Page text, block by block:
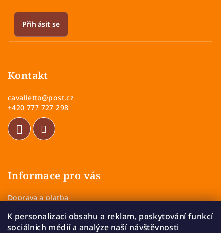
K personalizaci obsahu a reklam, poskytování funkcí
sociálních médií a analýze naší návštěvnosti
Přihlásit se
Kontakt
cavalletto@post.cz
+420 777 727 298
Informace pro vás
Doprava a platba
Zásady ochrany osobních údajů